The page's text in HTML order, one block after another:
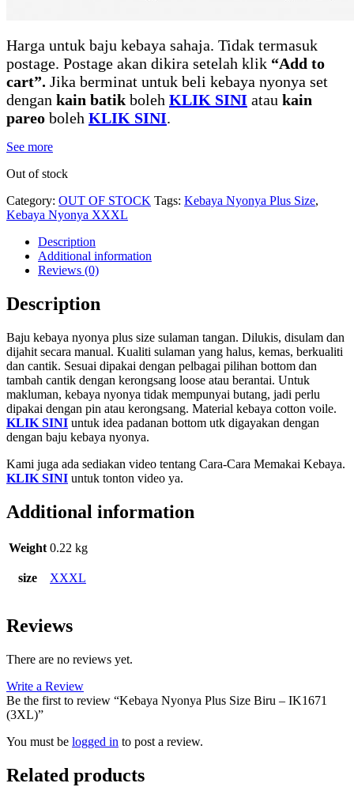
Harga untuk baju kebaya sahaja. Tidak termasuk
postage. Postage akan dikira setelah klik “Add to
cart”. Jika berminat untuk beli kebaya nyonya set
dengan kain batik boleh KLIK SINI atau kain
pareo boleh KLIK SINI.
See more
Out of stock
Category: OUT OF STOCK Tags: Kebaya Nyonya Plus Size,
Kebaya Nyonya XXXL
Description
Additional information
Reviews (0)
Description
Baju kebaya nyonya plus size sulaman tangan. Dilukis, disulam dan
dijahit secara manual. Kualiti sulaman yang halus, kemas, berkualiti
dan cantik. Sesuai dipakai dengan pelbagai pilihan bottom dan
tambah cantik dengan kerongsang loose atau berantai. Untuk
makluman, kebaya nyonya tidak mempunyai butang, jadi perlu
dipakai dengan pin atau kerongsang. Material kebaya cotton voile.
KLIK SINI untuk idea padanan bottom utk digayakan dengan
dengan baju kebaya nyonya.
Kami juga ada sediakan video tentang Cara-Cara Memakai Kebaya.
KLIK SINI untuk tonton video ya.
Additional information
Weight 0.22 kg
size XXXL
Reviews
There are no reviews yet.
Write a Review
Be the first to review “Kebaya Nyonya Plus Size Biru – IK1671
(3XL)”
You must be logged in to post a review.
Related products